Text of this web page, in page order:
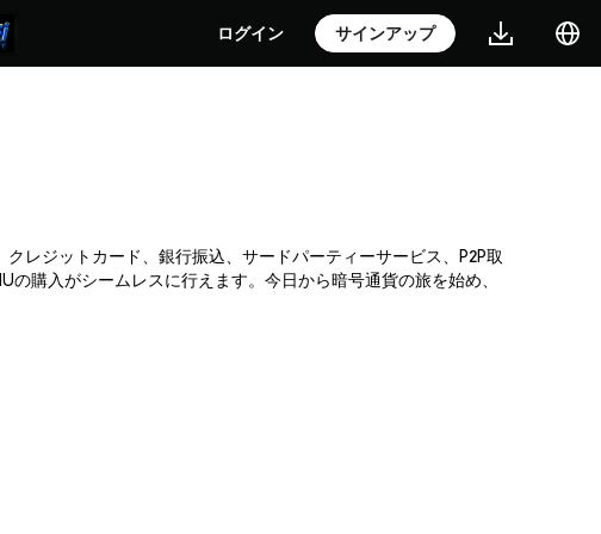
ログイン サインアップ
レジットカード、銀行振込、サードパーティーサービス、P2P取
購入がシームレスに行えます。今日から暗号通貨の旅を始め、